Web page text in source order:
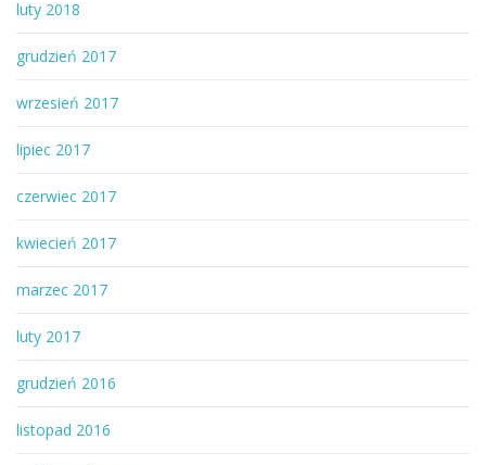
luty 2018
grudzień 2017
wrzesień 2017
lipiec 2017
czerwiec 2017
kwiecień 2017
marzec 2017
luty 2017
grudzień 2016
listopad 2016